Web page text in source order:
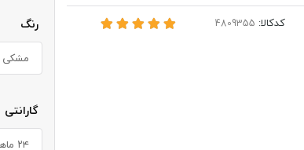
کدکالا: رنگ
گارانتی